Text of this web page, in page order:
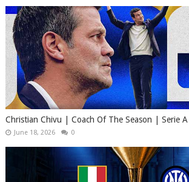
Christian Chivu | Coach Of The Season | Serie
June 18, 2026 0